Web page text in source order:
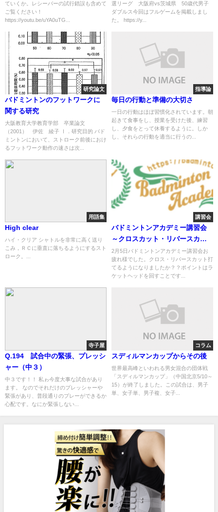
ていくか。レシーバーの試行錯誤も含めて
ご覧ください！
https://youtu.be/uYA0uTG...
選リーグ 大阪府vs茨城県 50歳代男子
ダブルス今回はフルゲームを掲載しまし
た。 https://y...
研究論文
バドミントンのフットワークに
関する研究
大阪教育大学教育学部 卒業論文
（2001） 伊佐 綾子 Ⅰ．研究目的 バド
ミントンにおいて、ストローク前後におけ
るフットワーク動作の速さは次...
指導論
毎日の行動と準備の大切さ
一日の行動はほぼ習慣化されています。朝
起きて食事をし、授業を受けた後、練習
し、夕食をとって休養するように。しか
し、それらの行動を適当に行うの...
用語集
High clear
ハイ・クリア シャトルを非常に高く送り
こみ，ＲＣに垂直に落ちるようにするスト
ローク。...
講習会
バドミントンアカデミー講習会
～クロスカット・リバースカッ
ト
2月5日バドミントンアカデミー講習会お
疲れ様でした。クロス・リバースカット打
てるようになりましたか？？ポイントはラ
ケットヘッドを回すことです...
寺子屋
Q.194 試合中の緊張、プレッシ
ャー（中３）
中３です！！ 私ゎ今度大事な試合があり
ます。 なのでそれだけのプレッシャーや
緊張があり、普段通りのプレーができるか
心配です。なにか緊張しない...
コラム
スディルマンカップからその後
世界最高峰といわれる男女混合の団体戦
「スディルマンカップ」（中国北京5/10～
15）が終了しました。この試合は、男子
単、女子単、男子複、女子...